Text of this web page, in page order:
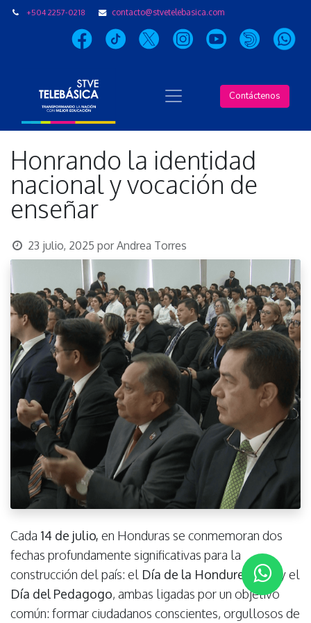
+504 2257-0218 contacto@stvetelebasica.com
Contáctenos
Honrando la identidad
nacional y vocación de
enseñar
23 julio, 2025 porAndrea Torres
Cada 14 de julio, en Honduras se conmemoran dos
fechas profundamente significativas para la
construcción del país: el Día de la Hondureñidad
y el
Día del Pedagogo, ambas ligadas por un objetivo
común: formar ciudadanos conscientes, orgullosos de